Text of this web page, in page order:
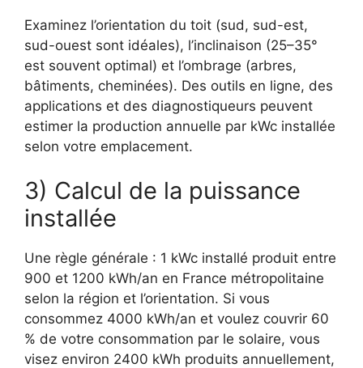
Examinez l’orientation du toit (sud, sud-est,
sud-ouest sont idéales), l’inclinaison (25–35°
est souvent optimal) et l’ombrage (arbres,
bâtiments, cheminées). Des outils en ligne, des
applications et des diagnostiqueurs peuvent
estimer la production annuelle par kWc installée
selon votre emplacement.
3) Calcul de la puissance
installée
Une règle générale : 1 kWc installé produit entre
900 et 1200 kWh/an en France métropolitaine
selon la région et l’orientation. Si vous
consommez 4000 kWh/an et voulez couvrir 60
% de votre consommation par le solaire, vous
visez environ 2400 kWh produits annuellement,